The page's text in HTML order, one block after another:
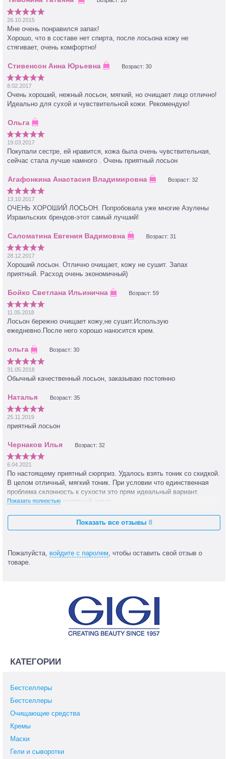
26.10.2015
Мне очень понравился запах!
Хорошо, что в составе нет спирта, после лосьона кожу не
стягивает, очень комфортно!
Возраст: 30
8.02.2017
Очень хороший, нежный лосьон, мягкий, но очищает лицо отлично!
Идеально для сухой и чувствительной кожи. Рекомендую!
19.03.2017
Покупали сестре, ей нравится, кожа была очень чувствительная,
сейчас стала лучше намного . Очень приятный лосьон
Возраст: 32
13.10.2017
ОЧЕНЬ ХОРОШИЙ ЛОСЬОН. Попробовала уже многие Азулены
Израильских брендов-этот самый лучший!
Возраст: 31
28.12.2017
Хороший лосьон. Отлично очищает, кожу не сушит. Запах
приятный. Расход очень экономичный)
Возраст: 59
11.05.2018
Лосьон бережно очищает кожу,не сушит.Использую
ежедневно.После него хорошо наносится крем.
Возраст: 30
31.05.2018
Обычный качественный лосьон, заказываю постоянно
Возраст: 35
25.11.2019
приятный лосьон
Возраст: 32
6.04.2021
По настоящему приятный сюрприз. Удалось взять тоник со скидкой.
В целом отличный, мягкий тоник. При условии что единственная
проблема склонность к сухости это прям идеальный вариант.
Кроме того очень приятный запах.
Показать полностью
Показать все отзывы 8
Пожалуйста, войдите с паролем, чтобы оставить свой отзыв о
товаре.
КАТЕГОРИИ
Бестселлеры
Бестселлеры
Очищающие средства
Кремы
Маски
Гели и сыворотки